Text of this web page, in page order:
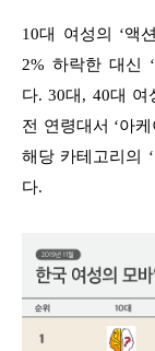
10대 여성의 ‘액
2% 하락한 대신
다. 30대, 40대 여
전 연령대서 ‘아
해당 카테고리의
다.